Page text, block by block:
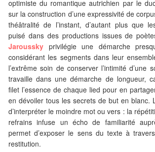
optimiste du romantique autrichien par le
sur la construction d’une expressivité de
théâtralité de l’instant, d’autant plus que
puisé dans des productions issues de
Jaroussky privilégie une démarche
considérant les segments dans leur
l’extrême soin de conserver l’intimité d’une
travaille dans une démarche de longueur,
filet l’essence de chaque lied pour en
en dévoiler tous les secrets de but en blanc.
d’interpréter le moindre mot ou vers : la
refrains infuse un écho de familiarité
permet d’exposer le sens du texte à
restitution.